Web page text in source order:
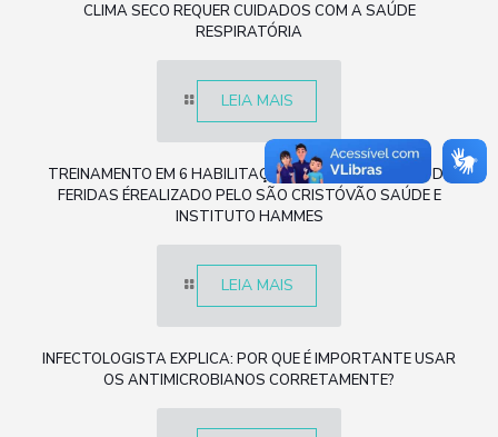
CLIMA SECO REQUER CUIDADOS COM A SAÚDE
RESPIRATÓRIA
LEIA MAIS
TREINAMENTO EM 6 HABILITAÇÕES NO TRATAMENTO DE
FERIDAS ÉREALIZADO PELO SÃO CRISTÓVÃO SAÚDE E
INSTITUTO HAMMES
LEIA MAIS
INFECTOLOGISTA EXPLICA: POR QUE É IMPORTANTE USAR
OS ANTIMICROBIANOS CORRETAMENTE?